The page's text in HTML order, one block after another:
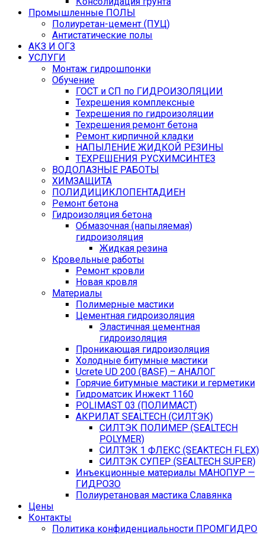
Промышленные ПОЛЫ
Полиуретан-цемент (ПУЦ)
Антистатические полы
АКЗ И ОГЗ
УСЛУГИ
Монтаж гидрошпонки
Обучение
ГОСТ и СП по ГИДРОИЗОЛЯЦИИ
Техрешения комплексные
Техрешения по гидроизоляции
Техрешения ремонт бетона
Ремонт кирпичной кладки
НАПЫЛЕНИЕ ЖИДКОЙ РЕЗИНЫ
ТЕХРЕШЕНИЯ РУСХИМСИНТЕЗ
ВОДОЛАЗНЫЕ РАБОТЫ
ХИМЗАЩИТА
ПОЛИДИЦИКЛОПЕНТАДИЕН
Ремонт бетона
Гидроизоляция бетона
Обмазочная (напыляемая)
гидроизоляция
Жидкая резина
Кровельные работы
Ремонт кровли
Новая кровля
Материалы
Полимерные мастики
Цементная гидроизоляция
Эластичная цементная
гидроизоляция
Проникающая гидроизоляция
Холодные битумные мастики
Ucrete UD 200 (BASF) – АНАЛОГ
Горячие битумные мастики и герметики
Гидроматсик Инжект 1160
POLIMAST 03 (ПОЛИМАСТ)
АКРИЛАТ SEALTECH (СИЛТЭК)
СИЛТЭК ПОЛИМЕР (SEALTECH
POLYMER)
СИЛТЭК 1 ФЛЕКС (SEAKTECH FLEX)
СИЛТЭК СУПЕР (SEALTECH SUPER)
Инъекционные материалы МАНОПУР —
ГИДРОЗО
Полиуретановая мастика Славянка
Цены
Контакты
Политика конфиденциальности ПРОМГИДРО